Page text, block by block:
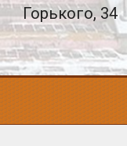
Горького, 34